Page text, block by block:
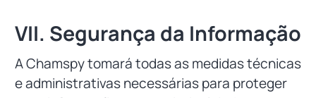
VII. Segurança da Informação
A Chamspy tomará todas as medidas técnicas
e administrativas necessárias para proteger